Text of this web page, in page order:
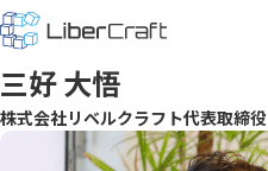
三好 大悟
株式会社リベルクラフト代表取締役